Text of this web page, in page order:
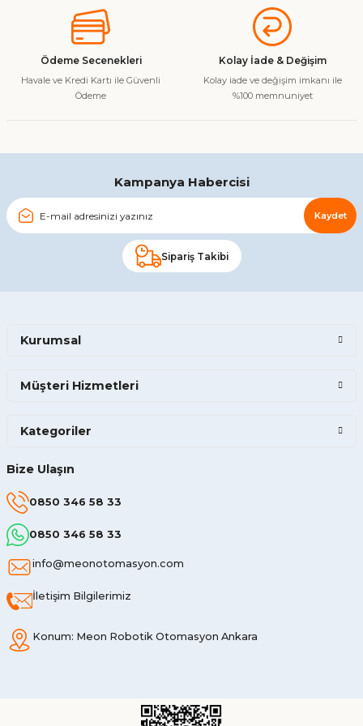
Bu ürüne benzer farklı alternatifler olmalı.
Ödeme Secenekleri
Havale ve Kredi Kartı ile Güvenli
Ödeme
Kolay İade & Değişim
Kolay iade ve değişim imkanı ile
%100 memnuniyet
Kampanya Habercisi
Kaydet
Sipariş Takibi
Bize Ulaşın
0850 346 58 33
0850 346 58 33
info@meonotomasyon.com
İletişim Bilgilerimiz
Konum: Meon Robotik Otomasyon Ankara
Kurumsal
Müşteri Hizmetleri
Kategoriler